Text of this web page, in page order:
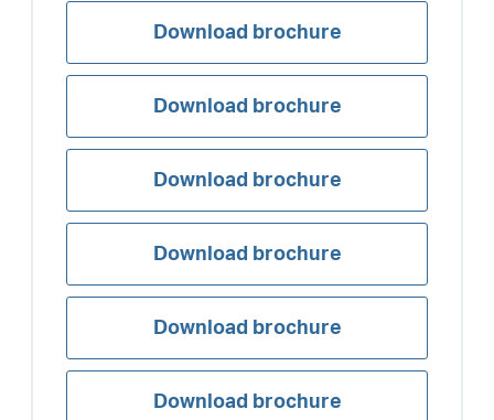
Download brochure
Download brochure
Download brochure
Download brochure
Download brochure
Download brochure